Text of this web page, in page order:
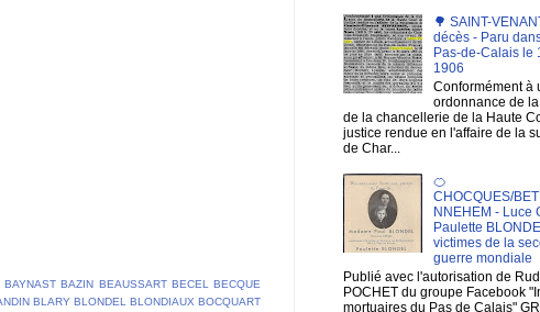
BAYNAST BAZIN BEAUSSART BECEL
BECQUE
BLARY BLONDEL BLONDIAUX BOCQUART
🌳 SAINT-
décès - Paru
Pas-de-Calais le
1906
Conformément à
ordonnance de
de la chancellerie de la Haute
justice rendue en l'affaire de la
de Char...
🍊
CHOCQUES/
NNEHEM - Luce
Paulette
victimes de la
guerre mondiale
Publié avec l'autorisation de
POCHET du groupe Facebook
mortuaires du Pas de Calais"